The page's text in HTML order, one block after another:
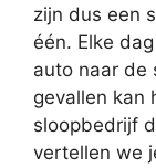
zijn dus een
één. Elke
auto naar de
gevallen kan
sloopbedrijf
vertellen we